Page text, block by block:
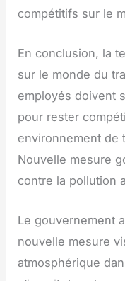
compétitifs sur le
En conclusion, la
sur le monde du
employés doivent
pour rester
environnement de
Nouvelle mesure
contre la pollution
Le gouvernement
nouvelle mesure
atmosphérique